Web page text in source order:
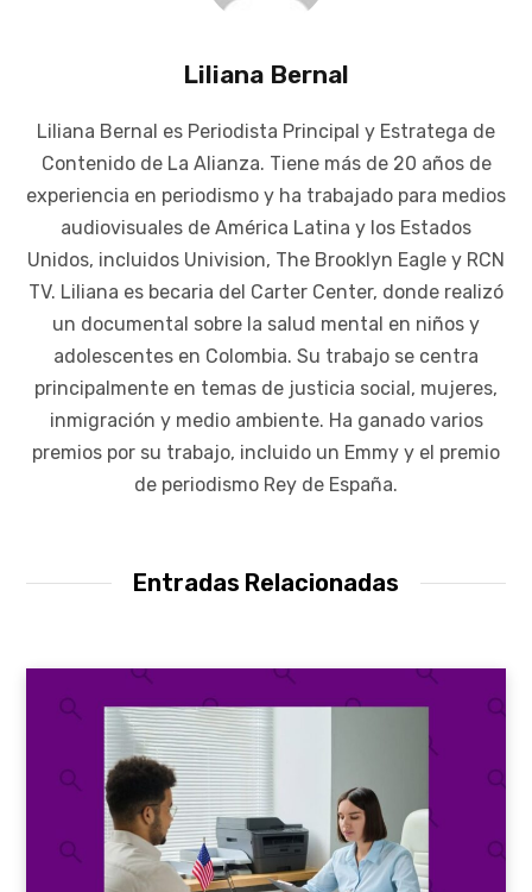
Liliana Bernal
Liliana Bernal es Periodista Principal y Estratega de
Contenido de La Alianza. Tiene más de 20 años de
experiencia en periodismo y ha trabajado para medios
audiovisuales de América Latina y los Estados
Unidos, incluidos Univision, The Brooklyn Eagle y RCN
TV. Liliana es becaria del Carter Center, donde realizó
un documental sobre la salud mental en niños y
adolescentes en Colombia. Su trabajo se centra
principalmente en temas de justicia social, mujeres,
inmigración y medio ambiente. Ha ganado varios
premios por su trabajo, incluido un Emmy y el premio
de periodismo Rey de España.
Entradas Relacionadas